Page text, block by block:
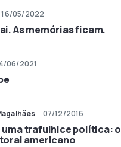
16/05/2022
As memórias ficam.
06/2021
07/12/2016
uma trafulhice política: o
americano